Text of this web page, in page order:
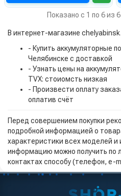
Показано с 1 по 6 из
В интернет-магазине
- Купить аккумуляторные
Челябинске с доставкой
- Узнать цены на
TVX: стоиомсть низкая
- Произвести оплату
оплатив счёт
Перед совершением покупки
подробной информацией о
характеристики всех моделей и
информацию можно получить по
контактах способу (телефон, e-